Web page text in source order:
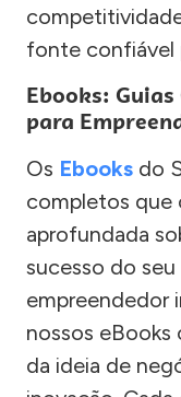
fonte confiável
Ebooks:
para
Os Ebooks do
completos que
aprofundada
sucesso do
empreendedor
nossos
da ideia de